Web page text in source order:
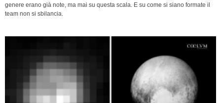
genere erano già note, ma mai su questa scala. E su come si siano formate il
team non si sbilancia.